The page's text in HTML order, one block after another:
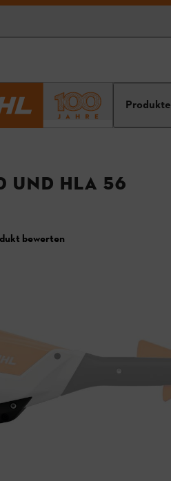
Produkte
und HLA 56
bewerten